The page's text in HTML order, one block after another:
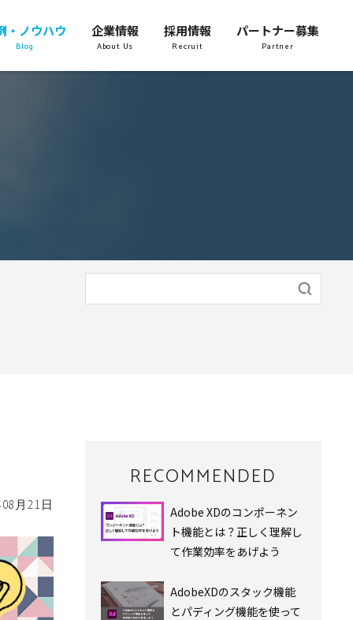
・ノウハウ
Blog
企業情報
About Us
採用情報
Recruit
パートナー募集
Partner
月21日
RECOMMENDED
Adobe XDのコンポーネン
ト機能とは？正しく理解し
て作業効率をあげよう
AdobeXDのスタック機能
とパディング機能を使って